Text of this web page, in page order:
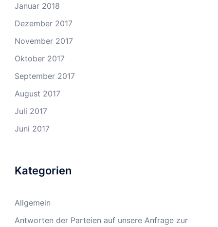
Januar 2018
Dezember 2017
November 2017
Oktober 2017
September 2017
August 2017
Juli 2017
Juni 2017
Kategorien
Allgemein
Antworten der Parteien auf unsere Anfrage zur